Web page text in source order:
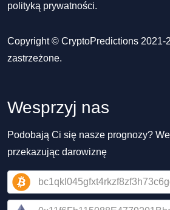
polityką prywatności.
Copyright © CryptoPredictions 2021-
zastrzeżone.
Wesprzyj nas
Podobają Ci się nasze prognozy?
przekazując darowiznę